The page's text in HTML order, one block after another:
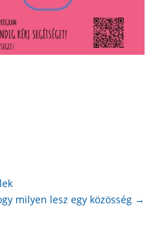
milyen lesz egy közösség→